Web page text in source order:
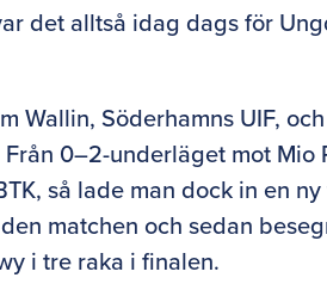
det alltså idag dags för
Wallin, Söderhamns UIF,
0–2-underläget mot Mio
så lade man dock in en
matchen och sedan
i tre raka i finalen.